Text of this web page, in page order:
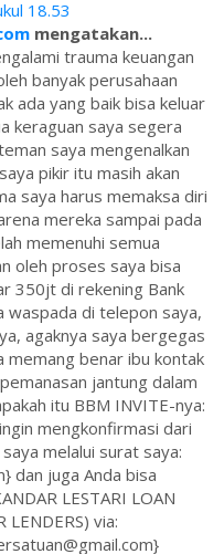
18.53
mengatakan...
trauma keuangan
banyak perusahaan
ada yang baik bisa keluar
keraguan saya segera
saya mengenalkan
pikir itu masih akan
saya harus memaksa diri
mereka sampai pada
memenuhi semua
oleh proses saya bisa
350jt di rekening Bank
waspada di telepon saya,
agaknya saya bergegas
memang benar ibu kontak
jantung dalam
itu BBM INVITE-nya:
mengkonfirmasi dari
melalui surat saya:
dan juga Anda bisa
LESTARI LOAN
LENDERS) via: